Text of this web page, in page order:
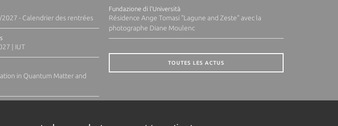
- Calendrier des rentrées
| IUT
in Quantum Matter and
Fundazione di l'Università
Résidence Ange Tomasi "Lagune and Zeste" avec la
photographe Diane Moulenc
TOUTES LES ACTUS